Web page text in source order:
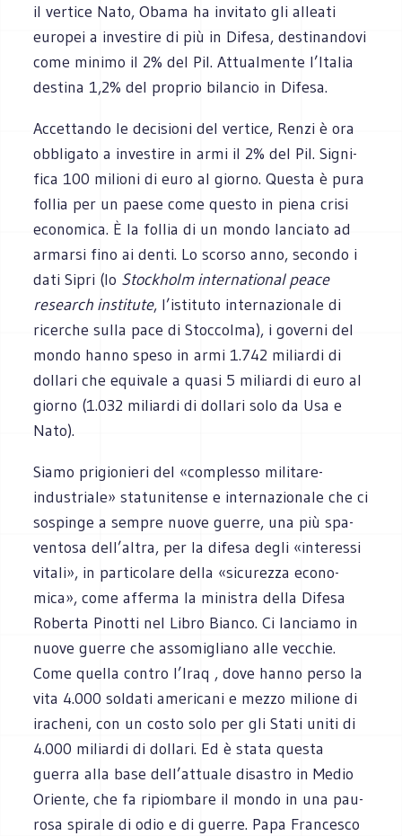
il ver­tice Nato, Obama ha invi­tato gli alleati
euro­pei a inve­stire di più in Difesa, desti­nan­dovi
come minimo il 2% del Pil. Attual­mente l’Italia
destina 1,2% del pro­prio bilan­cio in Difesa.
Accet­tando le deci­sioni del ver­tice, Renzi è ora
obbli­gato a inve­stire in armi il 2% del Pil. Signi­
fica 100 milioni di euro al giorno. Que­sta è pura
fol­lia per un paese come que­sto in piena crisi
eco­no­mica. È la fol­lia di un mondo lan­ciato ad
armarsi fino ai denti. Lo scorso anno, secondo i
dati Sipri (lo Stoc­kholm inter­na­tio­nal peace
research insti­tute, l’istituto inter­na­zio­nale di
ricer­che sulla pace di Stoc­colma), i governi del
mondo hanno speso in armi 1.742 miliardi di
dol­lari che equi­vale a quasi 5 miliardi di euro al
giorno (1.032 miliardi di dol­lari solo da Usa e
Nato).
Siamo pri­gio­nieri del «com­plesso militare-
industriale» sta­tu­ni­tense e inter­na­zio­nale che ci
sospinge a sem­pre nuove guerre, una più spa­
ven­tosa dell’altra, per la difesa degli «inte­ressi
vitali», in par­ti­co­lare della «sicu­rezza eco­no­
mica», come afferma la mini­stra della Difesa
Roberta Pinotti nel Libro Bianco. Ci lan­ciamo in
nuove guerre che asso­mi­gliano alle vec­chie.
Come quella con­tro l’Iraq , dove hanno perso la
vita 4.000 sol­dati ame­ri­cani e mezzo milione di
ira­cheni, con un costo solo per gli Stati uniti di
4.000 miliardi di dol­lari. Ed è stata que­sta
guerra alla base dell’attuale disa­stro in Medio
Oriente, che fa ripiom­bare il mondo in una pau­
rosa spi­rale di odio e di guerre. Papa Fran­ce­sco